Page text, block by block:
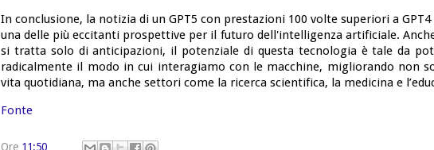
In conclusione, la notizia di un GPT5 con prestazioni 100 volte superiori a
una delle più eccitanti prospettive per il futuro dell'intelligenza artificiale.
si tratta solo di anticipazioni, il potenziale di questa tecnologia è tale da
radicalmente il modo in cui interagiamo con le macchine, migliorando non
vita quotidiana, ma anche settori come la ricerca scientifica, la medicina e
Fonte
Ore 11:50